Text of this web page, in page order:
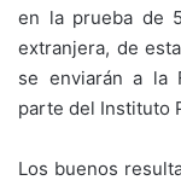
en la prueba de
extranjera, de
se enviarán a la
parte del Instituto
Los buenos